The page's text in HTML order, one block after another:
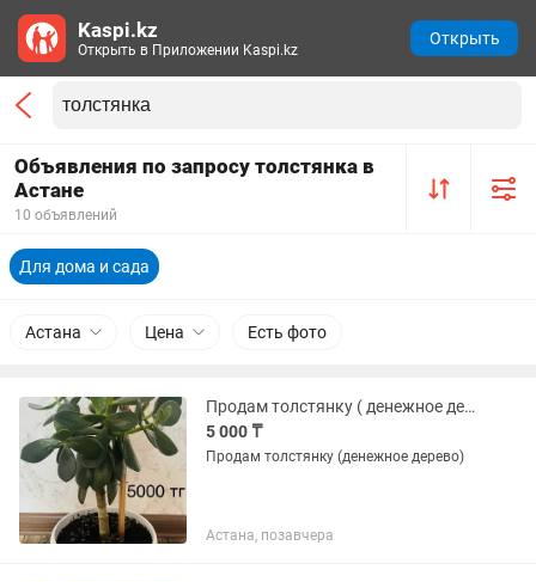
Объявления по запросу толстянка в
Астане
10 объявлений
Для дома и сада
Астана Цена Есть фото
Продам толстянку ( денежное дерево )
5 000 ₸
Продам толстянку (денежное дерево)
Астана, позавчера
Kaspi.kz
Открыть в Приложении Kaspi.kz
Открыть